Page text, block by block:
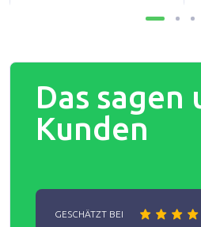
Das sagen
Kunden
GESCHÄTZT BEI